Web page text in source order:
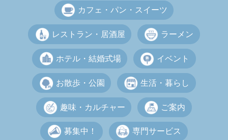
カフェ・パン・スイーツ
レストラン・居酒屋 ラーメン
ホテル・結婚式場 イベント
お散歩・公園 生活・暮らし
趣味・カルチャー ご案内
募集中！ 専門サービス